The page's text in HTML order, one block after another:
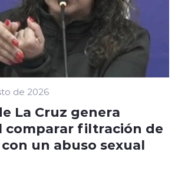
de 2026
La Cruz genera
comparar filtración de
un abuso sexual